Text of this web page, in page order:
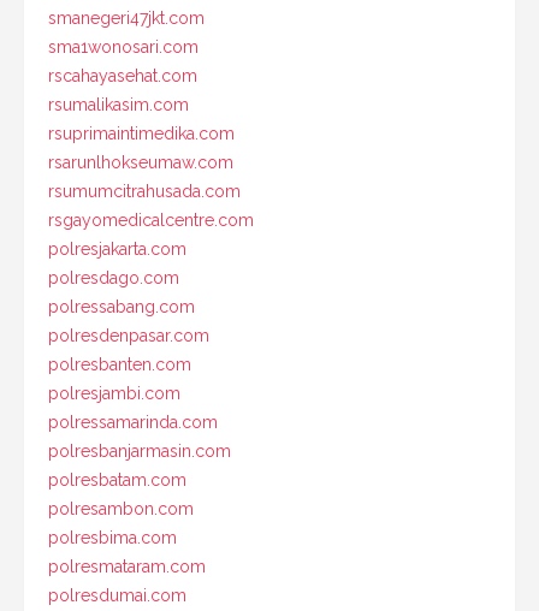
smanegeri47jkt.com
sma1wonosari.com
rscahayasehat.com
rsumalikasim.com
rsuprimaintimedika.com
rsarunlhokseumaw.com
rsumumcitrahusada.com
rsgayomedicalcentre.com
polresjakarta.com
polresdago.com
polressabang.com
polresdenpasar.com
polresbanten.com
polresjambi.com
polressamarinda.com
polresbanjarmasin.com
polresbatam.com
polresambon.com
polresbima.com
polresmataram.com
polresdumai.com